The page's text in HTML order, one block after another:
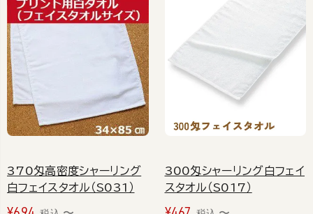
370匁高密度シャーリング
白フェイスタオル（S031）
300匁シャーリング白フェイ
スタオル（S017）